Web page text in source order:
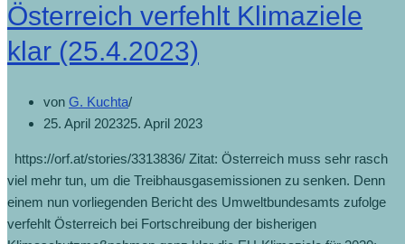
Österreich verfehlt Klimaziele
klar (25.4.2023)
von G. Kuchta
25. April 202325. April 2023
https://orf.at/stories/3313836/ Zitat: Österreich muss sehr rasch
viel mehr tun, um die Treibhausgasemissionen zu senken. Denn
einem nun vorliegenden Bericht des Umweltbundesamts zufolge
verfehlt Österreich bei Fortschreibung der bisherigen